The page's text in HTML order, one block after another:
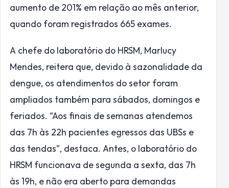
aumento de 201% em relação ao mês anterior,
quando foram registrados 665 exames.
A chefe do laboratório do HRSM, Marlucy
Mendes, reitera que, devido à sazonalidade da
dengue, os atendimentos do setor foram
ampliados também para sábados, domingos e
feriados. “Aos finais de semanas atendemos
das 7h às 22h pacientes egressos das UBSs e
das tendas”, destaca. Antes, o laboratório do
HRSM funcionava de segunda a sexta, das 7h
às 19h, e não era aberto para demandas